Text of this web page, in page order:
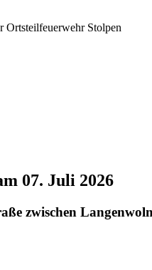
07. Juli 2026
zwischen
Stolpen